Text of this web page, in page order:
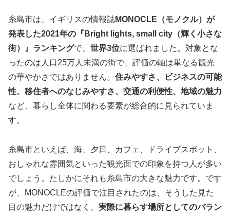
糸島市は、イギリスの情報誌MONOCLE（モノクル）が
発表した2021年の『Bright lights, small city（輝く小さな
街）』ランキングで、 世界3位に選ばれました。対象とな
ったのは人口25万人未満の街で、評価の軸は単なる観光
の華やかさではありません。 住みやすさ、ビジネスの可能
性、移住者へのなじみやすさ、交通の利便性、地域の魅力
など、暮らし全体に関わる要素が総合的に見られていま
す。
糸島市といえば、海、夕日、カフェ、ドライブスポット、
おしゃれな雰囲気といった観光面での印象を持つ人が多い
でしょう。たしかにそれも糸島市の大きな魅力です。です
が、MONOCLEの評価で注目されたのは、そうした見た
目の魅力だけではなく、 実際に暮らす場所としてのバラン